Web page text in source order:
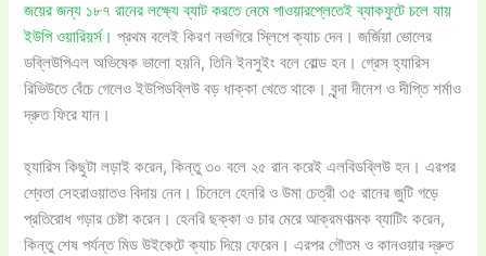
জয়ের জন্য ১৮৭ রানের লক্ষ্যে ব্যাট করতে নেমে পাওয়ারপ্লেতেই ব্যাকফুটে চলে যায়
ইউপি ওয়ারিয়র্স। প্রথম বলেই কিরণ নভগিরে স্লিপে ক্যাচ দেন। জর্জিয়া ভোলের
ডব্লিউপিএল অভিষেক ভালো হয়নি, তিনি ইনসুইং বলে বোল্ড হন। গ্রেস হ্যারিস
রিভিউতে বেঁচে গেলেও ইউপিডব্লিউ বড় ধাক্কা খেতে থাকে। বৃন্দা দীনেশ ও দীপ্তি শর্মাও
দ্রুত ফিরে যান।
হ্যারিস কিছুটা লড়াই করেন, কিন্তু ৩০ বলে ২৫ রান করেই এলবিডব্লিউ হন। এরপর
শ্বেতা সেহরাওয়াতও বিদায় নেন। চিনেলে হেনরি ও উমা চেত্রী ৩৫ রানের জুটি গড়ে
প্রতিরোধ গড়ার চেষ্টা করেন। হেনরি ছক্কা ও চার মেরে আক্রমণাত্মক ব্যাটিং করেন,
কিন্তু শেষ পর্যন্ত মিড উইকেটে ক্যাচ দিয়ে ফেরেন। এরপর গৌতম ও কানওয়ার দ্রুত